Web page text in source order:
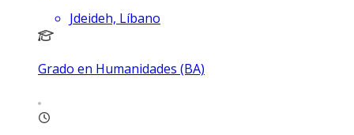
Jdeideh, Líbano
Grado en Humanidades (BA)